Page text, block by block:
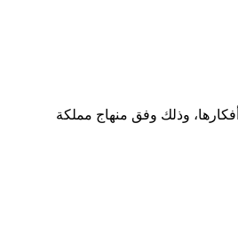
وذلك وفق منهاج مملكة